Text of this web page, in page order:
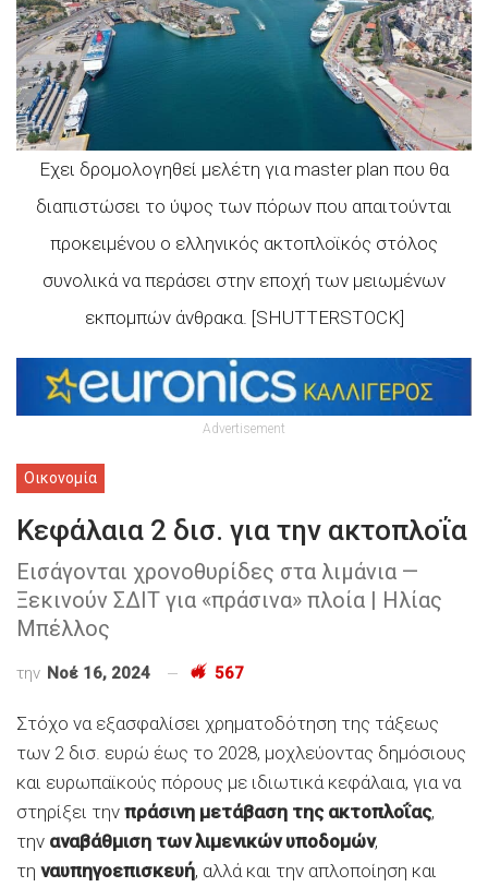
Εχει δρομολογηθεί μελέτη για master plan που θα
διαπιστώσει το ύψος των πόρων που απαιτούνται
προκειμένου ο ελληνικός ακτοπλοϊκός στόλος
συνολικά να περάσει στην εποχή των μειωμένων
εκπομπών άνθρακα. [SHUTTERSTOCK]
Advertisement
Οικονομία
Κεφάλαια 2 δισ. για την ακτοπλοΐα
Εισάγονται χρονοθυρίδες στα λιμάνια —
Ξεκινούν ΣΔΙΤ για «πράσινα» πλοία | Ηλίας
Μπέλλος
την Νοέ 16, 2024 567
Στόχο να εξασφαλίσει χρηματοδότηση της τάξεως
των 2 δισ. ευρώ έως το 2028, μοχλεύοντας δημόσιους
και ευρωπαϊκούς πόρους με ιδιωτικά κεφάλαια, για να
στηρίξει την πράσινη μετάβαση της ακτοπλοΐας,
την αναβάθμιση των λιμενικών υποδομών,
τη ναυπηγοεπισκευή, αλλά και την απλοποίηση και